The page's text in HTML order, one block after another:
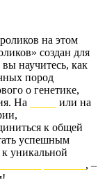
на этом
создан для
научитесь, как
пород
о генетике,
На
или на
к общей
успешным
уникальной
, –